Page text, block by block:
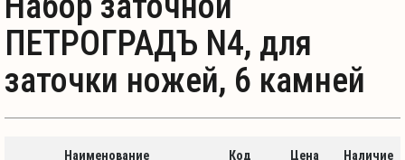
ПЕТРОГРАДЪ N4, для
заточки ножей, 6 камней
Наименование Код Цена Наличие